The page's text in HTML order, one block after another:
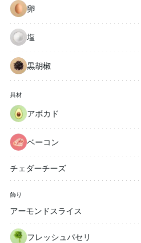
卵
塩
黒胡椒
具材
アボカド
ベーコン
チェダーチーズ
飾り
アーモンドスライス
フレッシュパセリ